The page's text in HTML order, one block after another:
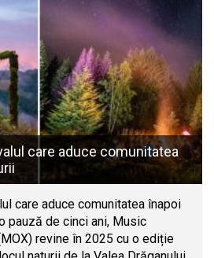
care aduce comunitatea
care aduce comunitatea înapoi
pauză de cinci ani, Music
revine în 2025 cu o ediție